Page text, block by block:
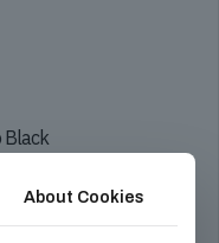
Black
About Cookies